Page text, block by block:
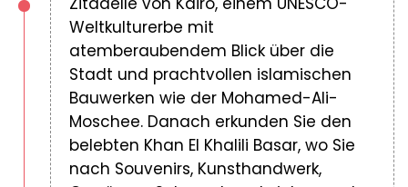
Weltkulturerbe mit
atemberaubendem Blick über die
Stadt und prachtvollen islamischen
Bauwerken wie der Mohamed-Ali-
Moschee. Danach erkunden Sie den
belebten Khan El Khalili Basar, wo Sie
nach Souvenirs, Kunsthandwerk,